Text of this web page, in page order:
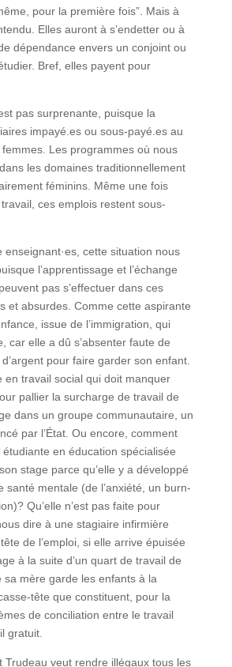
pour la première fois”. Mais à
Elles auront à s’endetter ou à
dépendance envers un conjoint ou
Bref, elles payent pour
pas surprenante, puisque la
impayé.es ou sous-payé.es au
Les programmes où nous
les domaines traditionnellement
féminins. Même une fois
ces emplois restent sous-
enseignant·es, cette situation nous
l’apprentissage et l’échange
pas s’effectuer dans ces
et absurdes. Comme cette aspirante
issue de l’immigration, qui
car elle a dû s’absenter faute de
pour faire garder son enfant.
en travail social qui doit manquer
pallier la surcharge de travail de
dans un groupe communautaire, un
par l’État. Ou encore, comment
en éducation spécialisée
stage parce qu’elle y a développé
santé mentale (de l’anxiété, un burn-
Qu’elle n’est pas faite pour
dire à une stagiaire infirmière
tête de l’emploi, si elle arrive épuisée
à la suite d’un quart de travail de
sa mère garde les enfants à la
tête que constituent, pour la
de conciliation entre le travail
gratuit.
Trudeau veut rendre illégaux tous les